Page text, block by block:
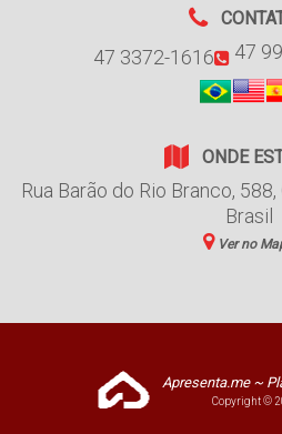
47 3372-1616 47
ONDE
Rua Barão do Rio Branco, 588,
Brasil
Ver no
Apresenta.me ~
Copyright ©